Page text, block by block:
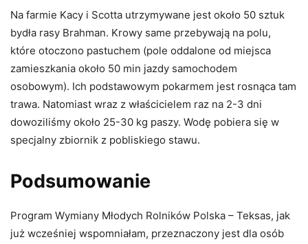
Na farmie Kacy i Scotta utrzymywane jest około 50 sztuk
bydła rasy Brahman. Krowy same przebywają na polu,
które otoczono pastuchem (pole oddalone od miejsca
zamieszkania około 50 min jazdy samochodem
osobowym). Ich podstawowym pokarmem jest rosnąca tam
trawa. Natomiast wraz z właścicielem raz na 2-3 dni
dowoziliśmy około 25-30 kg paszy. Wodę pobiera się w
specjalny zbiornik z pobliskiego stawu.
Podsumowanie
Program Wymiany Młodych Rolników Polska – Teksas, jak
już wcześniej wspomniałam, przeznaczony jest dla osób